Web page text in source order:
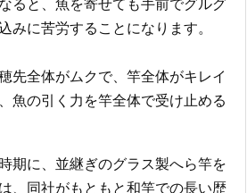
みに苦労することになります。
先全体がムクで、竿全体がキレイ
魚の引く力を竿全体で受け止める
期に、並継ぎのグラス製へら竿を
、同社がもともと和竿での長い歴